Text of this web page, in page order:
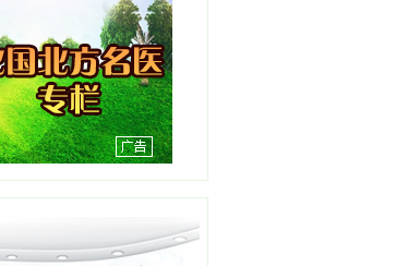
职称：主任医师
工作单位：沈阳急救中心
【详情】
吕明明
职务：综合内二科主任
工作单位：沈阳急救中心